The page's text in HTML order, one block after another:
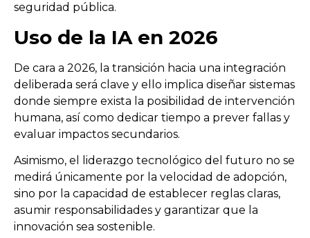
seguridad pública.
Uso de la IA en 2026
De cara a 2026, la transición hacia una integración
deliberada será clave y ello implica diseñar sistemas
donde siempre exista la posibilidad de intervención
humana, así como dedicar tiempo a prever fallas y
evaluar impactos secundarios.
Asimismo, el liderazgo tecnológico del futuro no se
medirá únicamente por la velocidad de adopción,
sino por la capacidad de establecer reglas claras,
asumir responsabilidades y garantizar que la
innovación sea sostenible.